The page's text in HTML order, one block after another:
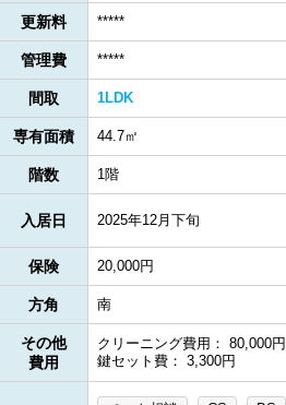
更新料 *****
管理費 *****
間取 1LDK
専有面積 44.7㎡
階数 1階
入居日 2025年12月下旬
保険 20,000円
方角 南
その他
費用
クリーニング費用： 80,000円
鍵セット費： 3,300円